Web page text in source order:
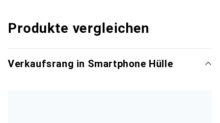
Produkte vergleichen
Verkaufsrang in Smartphone Hülle